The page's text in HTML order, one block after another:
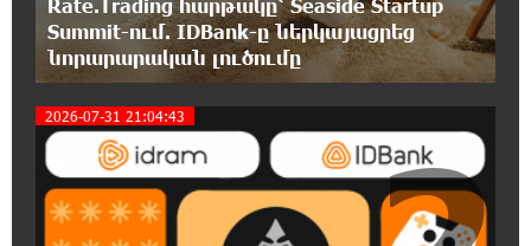
վերջին փուլ. Բերեզովսկի
Գերմանիայում ահաբեկչության գործով
քննություն է սկսվել Լայպցիգի
օդանավակայանում պայթուցիկով անօդաչու սարք
հայտնաբերելուց հետո
Rate.Trading հարթակը՝ Seaside Startup
Summit-ում. IDBank-ը ներկայացրեց
նորարարական լուծումը
2026-07-31 21:04:43